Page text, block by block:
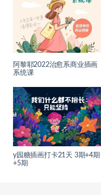
阿黎耶2022治愈系商业插画
系统课
y园糖插画打卡21天 3期+4期
+5期